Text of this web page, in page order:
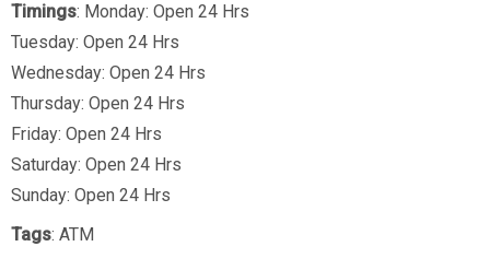
Timings: Monday: Open 24 Hrs
Tuesday: Open 24 Hrs
Wednesday: Open 24 Hrs
Thursday: Open 24 Hrs
Friday: Open 24 Hrs
Saturday: Open 24 Hrs
Sunday: Open 24 Hrs
Tags: ATM